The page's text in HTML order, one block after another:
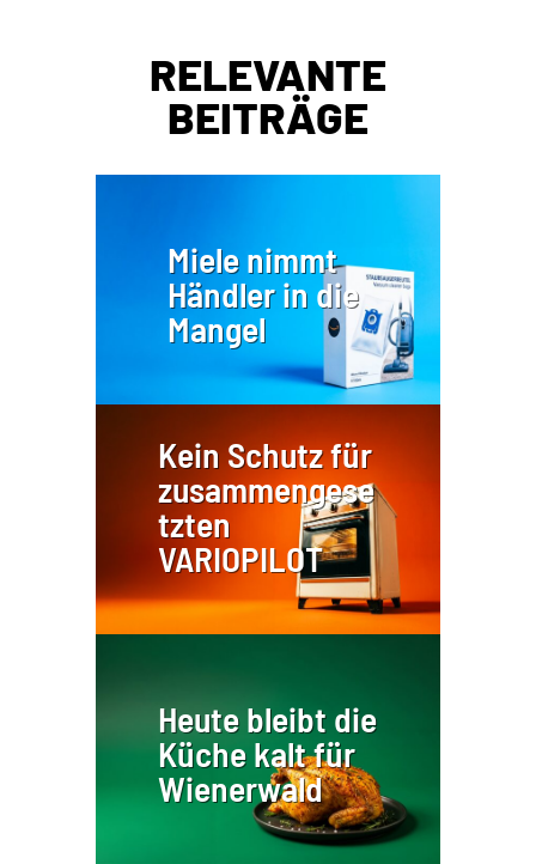
RELEVANTE
BEITRÄGE
Miele nimmt
Händler in die
Mangel
Kein Schutz für
zusammengese
tzten
VARIOPILOT
Heute bleibt die
Küche kalt für
Wienerwald